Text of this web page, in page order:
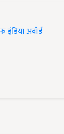
अवॉर्ड